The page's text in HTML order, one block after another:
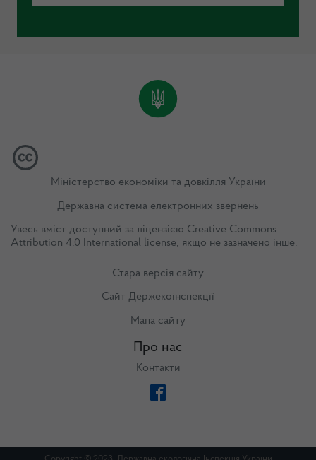
Міністерство економіки та довкілля України
Державна система електронних звернень
Увесь вміст доступний за ліцензією Creative Commons
Attribution 4.0 International license, якщо не зазначено інше.
Стара версія сайту
Сайт Держекоінспекції
Мапа сайту
Про нас
Контакти